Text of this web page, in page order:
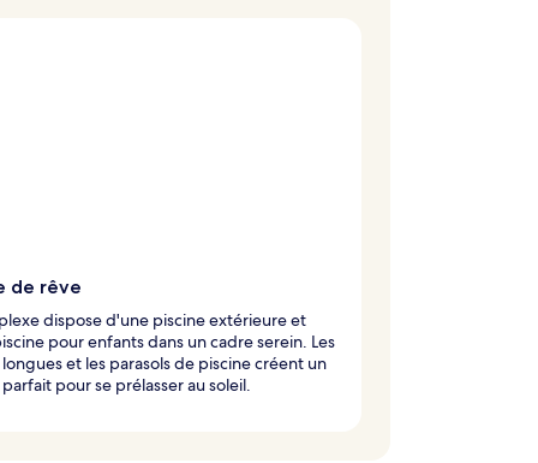
de rêve
dispose d'une piscine extérieure et
pour enfants dans un cadre serein. Les
longues et les parasols de piscine créent un
pour se prélasser au soleil.